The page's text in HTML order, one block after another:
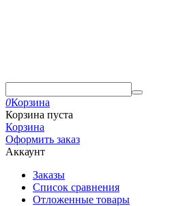
0Корзина
Корзина пуста
Корзина
Оформить заказ
Аккаунт
Заказы
Список сравнения
Отложенные товары